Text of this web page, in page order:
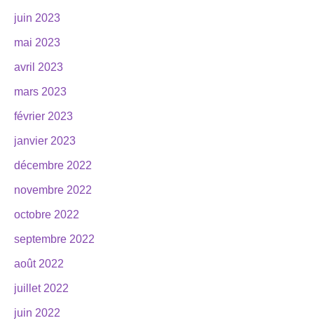
juin 2023
mai 2023
avril 2023
mars 2023
février 2023
janvier 2023
décembre 2022
novembre 2022
octobre 2022
septembre 2022
août 2022
juillet 2022
juin 2022